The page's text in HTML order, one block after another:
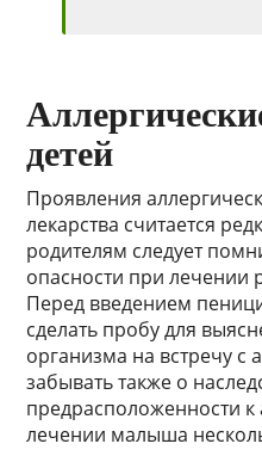
детей
Проявления
лекарства считается
родителям следует
опасности при лечении
Перед введением
сделать пробу для
организма на встречу с
забывать также о
предрасположенности
лечении малыша